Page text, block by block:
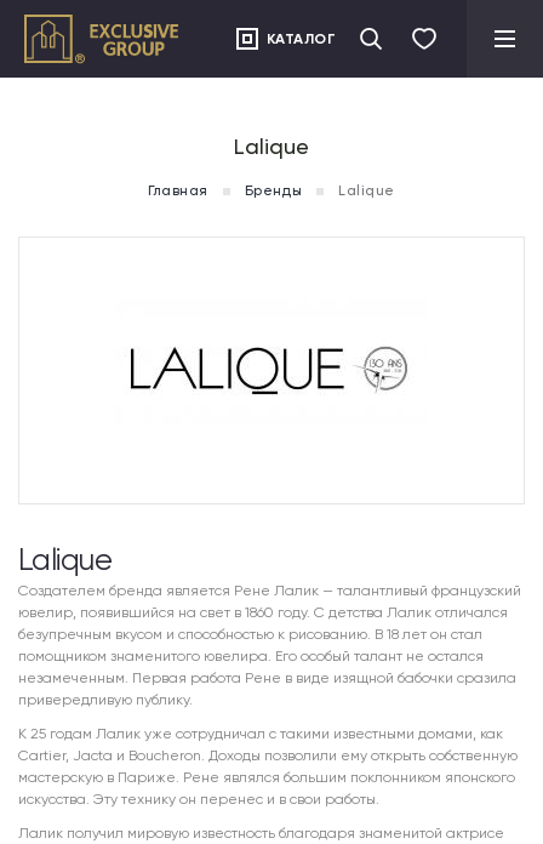
КАТАЛОГ
Lalique
Главная Бренды Lalique
Lalique
Создателем бренда является Рене Лалик — талантливый французский
ювелир, появившийся на свет в 1860 году. С детства Лалик отличался
безупречным вкусом и способностью к рисованию. В 18 лет он стал
помощником знаменитого ювелира. Его особый талант не остался
незамеченным. Первая работа Рене в виде изящной бабочки сразила
привередливую публику.
К 25 годам Лалик уже сотрудничал с такими известными домами, как
Cartier, Jacta и Boucheron. Доходы позволили ему открыть собственную
мастерскую в Париже. Рене являлся большим поклонником японского
искусства. Эту технику он перенес и в свои работы.
Лалик получил мировую известность благодаря знаменитой актрисе